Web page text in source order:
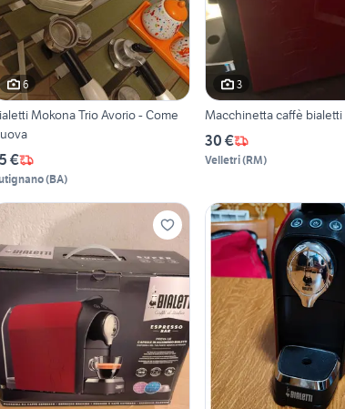
6
Mokona Trio Avorio - Come
€
(BA)
3
Macchinetta caffè bialetti
30 €
Velletri(RM)